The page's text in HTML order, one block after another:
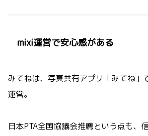
mixi運営で安心感がある
みてねは、写真共有アプリ「みてね」
運営。
日本PTA全国協議会推薦という点も、